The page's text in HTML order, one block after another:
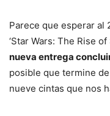
Parece que esperar al
‘Star Wars: The Rise
nueva entrega
posible que termine
nueve cintas que nos